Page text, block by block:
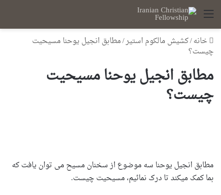
منو
خانه/کشیش مالکوم استیر/مطابق انجیل یوحنا مسیحیت
چیست؟
مطابق انجیل یوحنا مسیحیت
چیست؟
مطابق انجیل یوحنا سه موضوع از سخنان مسیح می توان یافت که
بما کمک میکند تا درک نمائیم، مسیحیت چیست.